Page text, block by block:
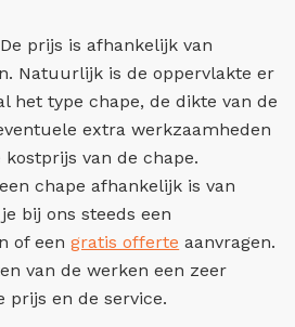
prijs is afhankelijk van
Natuurlijk is de oppervlakte er
het type chape, de dikte van de
extra werkzaamheden
van de chape.
chape afhankelijk is van
bij ons steeds een
of eengratis offerte aanvragen.
van de werken een zeer
prijs en de service.